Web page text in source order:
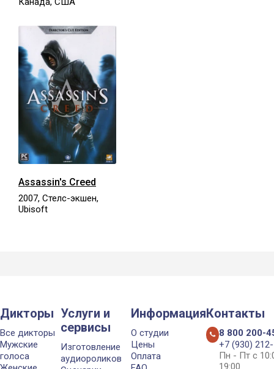
Assassin's Creed
2007, Стелс-экшен,
Ubisoft
Дикторы
Все дикторы
Мужские
голоса
Услуги и
сервисы
Изготовление
аудиороликов
Информация
О студии
Цены
Оплата
Контакты
8 800 200-
+7 (930)
Пн - Пт с
19:00